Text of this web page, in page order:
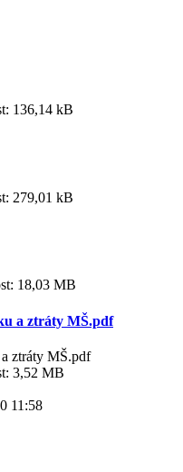
136,14 kB
279,01 kB
18,03 MB
a ztráty MŠ.pdf
ztráty MŠ.pdf
3,52 MB
11:58